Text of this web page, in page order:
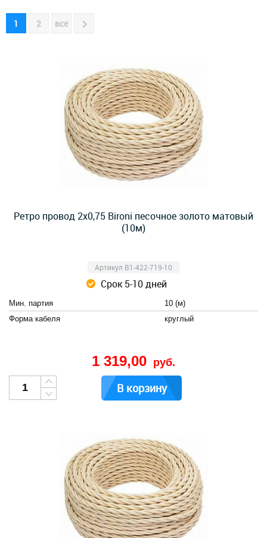
1 2 все
Ретро провод 2х0,75 Bironi песочное золото матовый
(10м)
Артикул B1-422-719-10
Срок 5-10 дней
Мин. партия
10 (м)
Форма кабеля
круглый
1 319,00 руб.
В корзину